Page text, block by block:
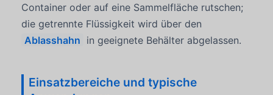
Container oder auf eine Sammelfläche rutschen;
die getrennte Flüssigkeit wird über den
Ablasshahn in geeignete Behälter abgelassen.
Einsatzbereiche und typische